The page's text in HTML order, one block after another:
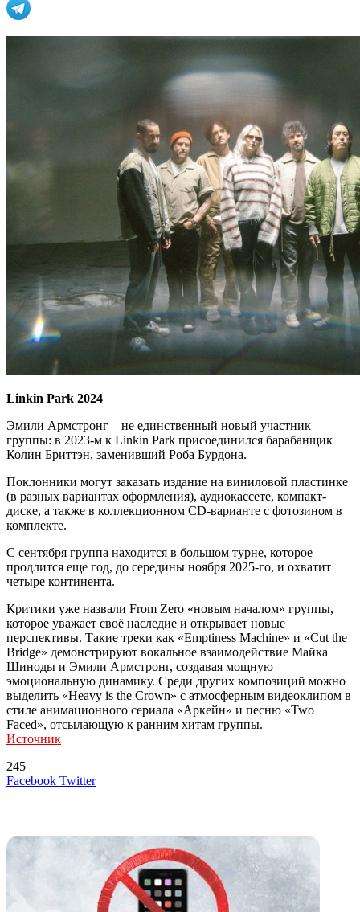
Linkin Park 2024
Эмили Армстронг – не единственный новый участник
группы: в 2023-м к Linkin Park присоединился барабанщик
Колин Бриттэн, заменивший Роба Бурдона.
Поклонники могут заказать издание на виниловой пластинке
(в разных вариантах оформления), аудиокассете, компакт-
диске, а также в коллекционном CD-варианте с фотозином в
комплекте.
С сентября группа находится в большом турне, которое
продлится еще год, до середины ноября 2025-го, и охватит
четыре континента.
Критики уже назвали From Zero «новым началом» группы,
которое уважает своё наследие и открывает новые
перспективы. Такие треки как «Emptiness Machine» и «Cut the
Bridge» демонстрируют вокальное взаимодействие Майка
Шиноды и Эмили Армстронг, создавая мощную
эмоциональную динамику. Среди других композиций можно
выделить «Heavy is the Crown» с атмосферным видеоклипом в
стиле анимационного сериала «Аркейн» и песню «Two
Faced», отсылающую к ранним хитам группы.
Источник
245
Facebook TwitterLinkedIn
Tumblr
Reddit
Вконтакте
Одноклассники
Skype
Messenger
Messenger
WhatsApp
Telegram
Viber
Line
Поделиться
Печатать